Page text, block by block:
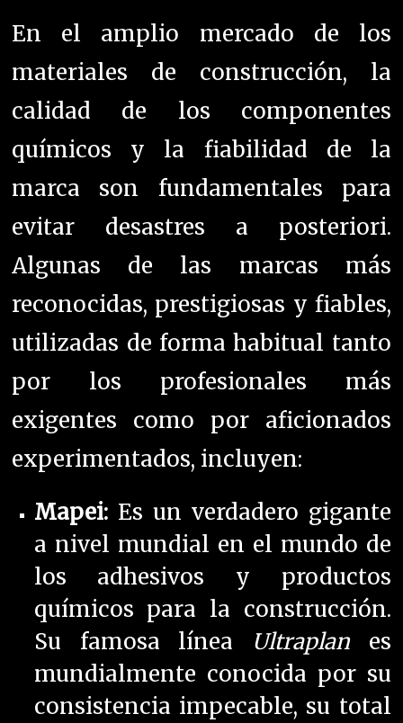
En el amplio mercado de los
materiales de construcción, la
calidad de los componentes
químicos y la fiabilidad de la
marca son fundamentales para
evitar desastres a posteriori.
Algunas de las marcas más
reconocidas, prestigiosas y fiables,
utilizadas de forma habitual tanto
por los profesionales más
exigentes como por aficionados
experimentados, incluyen:
Mapei:Es un verdadero gigante
a nivel mundial en el mundo de
los adhesivos y productos
químicos para la construcción.
Su famosa línea Ultraplanes
mundialmente conocida por su
consistencia impecable, su total